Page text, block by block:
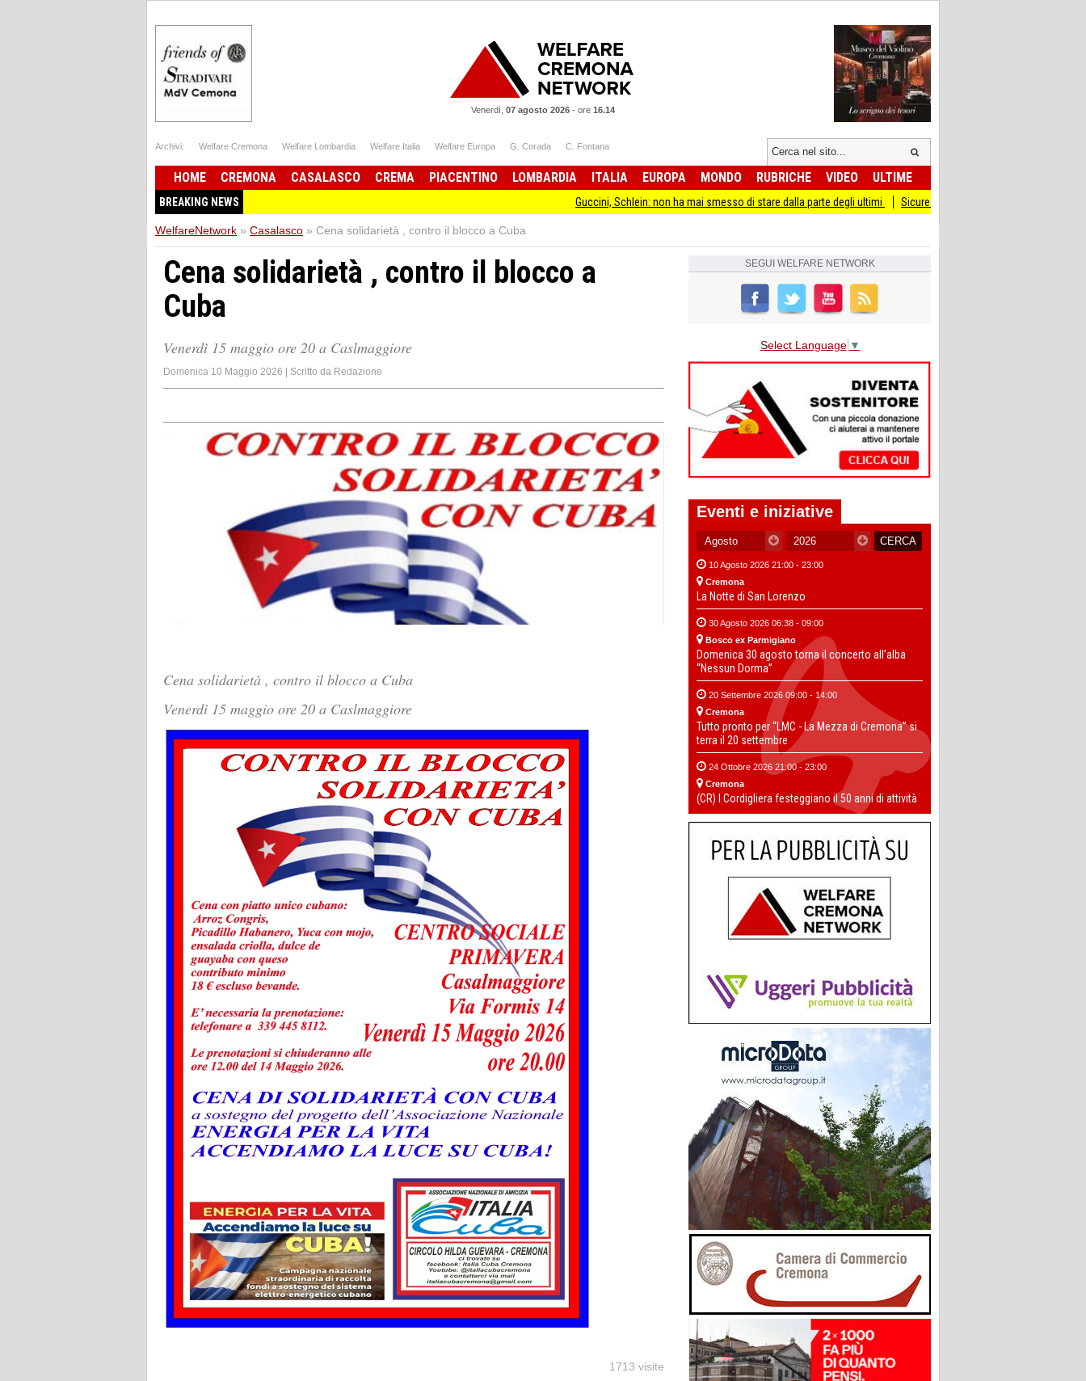
Venerdì, 07 agosto 2026 - ore 16.14
Archivi: Welfare Cremona Welfare Lombardia Welfare Italia Welfare Europa G. Corada C. Fontana
HOME CREMONA CASALASCO CREMA PIACENTINO LOMBARDIA ITALIA EUROPA MONDO RUBRICHE VIDEO ULTIME
BREAKING NEWS Guccini, Schlein: non ha mai smesso di stare dalla parte degli ultimi Sicurezza I Giovani Democratici ribattono ai
WelfareNetwork » Casalasco » Cena solidarietà , contro il blocco a Cuba
Cena solidarietà , contro il blocco a
Cuba
Venerdì 15 maggio ore 20 a Caslmaggiore
Domenica 10 Maggio 2026 | Scritto da Redazione
Cena solidarietà , contro il blocco a Cuba
Venerdì 15 maggio ore 20 a Caslmaggiore
1713 visite
SEGUI WELFARE NETWORK
Select Language ▼
Eventi e iniziative
10 Agosto 2026 21:00 - 23:00
Cremona
La Notte di San Lorenzo
30 Agosto 2026 06:38 - 09:00
Bosco ex Parmigiano
Domenica 30 agosto torna il concerto all’alba
“Nessun Dorma”
20 Settembre 2026 09:00 - 14:00
Cremona
Tutto pronto per “LMC - La Mezza di Cremona” si
terra il 20 settembre
24 Ottobre 2026 21:00 - 23:00
Cremona
(CR) I Cordigliera festeggiano il 50 anni di attività